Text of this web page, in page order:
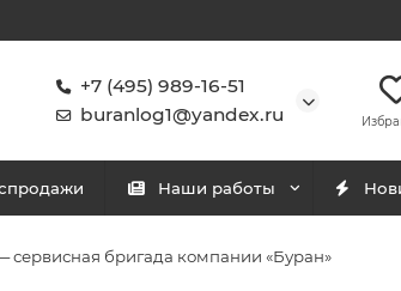
+7 (495) 989-16-51
buranlog1@yandex.ru
Наши работы
сервисная бригада компании «Буран»